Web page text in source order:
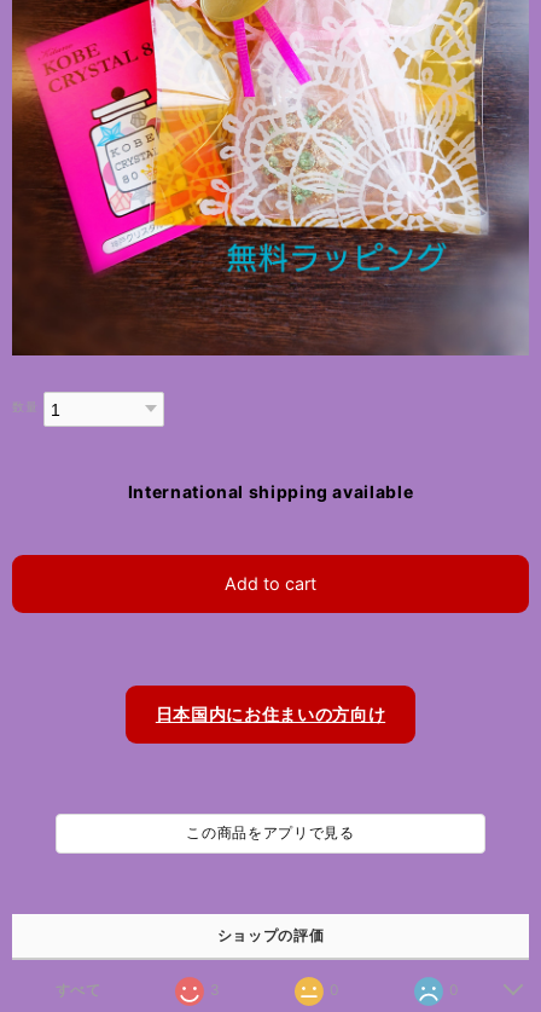
数量
International shipping available
Add to cart
日本国内にお住まいの方向け
この商品をアプリで見る
ショップの評価
すべて 3 0 0